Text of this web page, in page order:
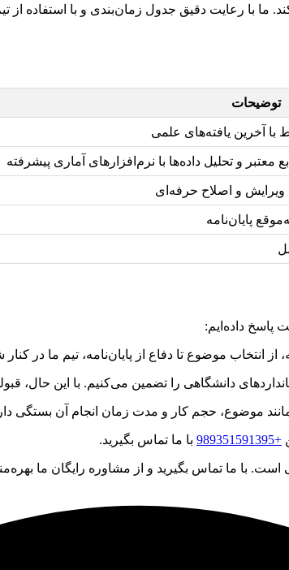
با رعایت دقیق جدول زمان‌بندی و با استفاده از
توضیحات
آخرین یافته‌های علمی
و تحلیل داده‌ها با نرم‌افزارهای آماری پیشرفته
ویرایش و اصلاح حرفه‌ای
پایان‌نامه
پاسخ داده‌ایم:
از انتخاب موضوع تا دفاع از پایان‌نامه، تیم ما در
دانشگاهی را تضمین می‌کنیم. با این حال،
موضوع، حجم کار و مدت زمان انجام آن بستگی
+989351591395 با ما تماس بگیرید.
با ما تماس بگیرید و از مشاوره رایگان ما